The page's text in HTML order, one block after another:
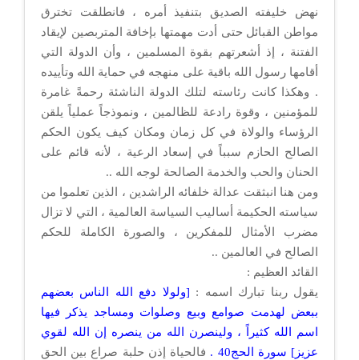
نهض خليفته الصديق بتنفيذ أمره ، فانطلقت تخترق
مواطن القبائل حتى أدت مهمتها بإخافة المتربصين لإيقاد
الفتنة ، إذ أشعرتهم بقوة المسلمين ، وأن الدولة التي
أقامها رسول الله باقية على منهجه في حماية الله وتأييده
. وهكذا كانت رئاسته لتلك الدولة الناشئة رحمةً غامرة
للمؤمنين ، وقوة رادعة للظالمين ، ونموذجاً عملياً يلقن
الرؤساء والولاة في كل زمان ومكان كيف يكون الحكم
الصالح الحازم سبباً في إسعاد الرعية ، لأنه قائم على
الحنان والحب والخدمة الصالحة لوجه الله ..
ومن هنا انبثقت عدالة خلفائه الراشدين ، الذين تعلموا من
سياسته الحكيمة أساليب السياسة العالمية ، التي لا تزال
مضرب الأمثال للمفكرين ، والصورة الكاملة للحكم
الصالح في العالمين ..
القائد العظيم :
يقول ربنا تبارك اسمه : [ولولا دفع الله الناس بعضهم
ببعض لهدمت صوامع وبيع وصلوات ومساجد يذكر فيها
اسم الله كثيراً ، ولينصرن الله من ينصره إن الله لقوي
عزيز] سورة الحج40 .
فالحياة إذن حلبة صراع بين الحق